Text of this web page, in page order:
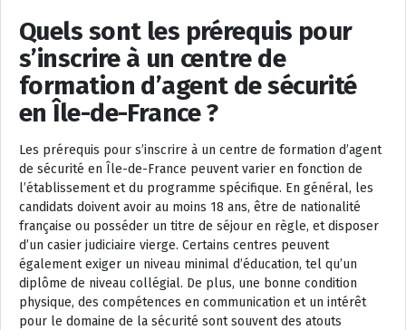
Quels sont les prérequis pour
s’inscrire à un centre de
formation d’agent de sécurité
en Île-de-France ?
Les prérequis pour s’inscrire à un centre de formation d’agent
de sécurité en Île-de-France peuvent varier en fonction de
l’établissement et du programme spécifique. En général, les
candidats doivent avoir au moins 18 ans, être de nationalité
française ou posséder un titre de séjour en règle, et disposer
d’un casier judiciaire vierge. Certains centres peuvent
également exiger un niveau minimal d’éducation, tel qu’un
diplôme de niveau collégial. De plus, une bonne condition
physique, des compétences en communication et un intérêt
pour le domaine de la sécurité sont souvent des atouts